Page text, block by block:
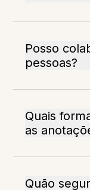
Posso
pessoas?
Quais
as
Quão